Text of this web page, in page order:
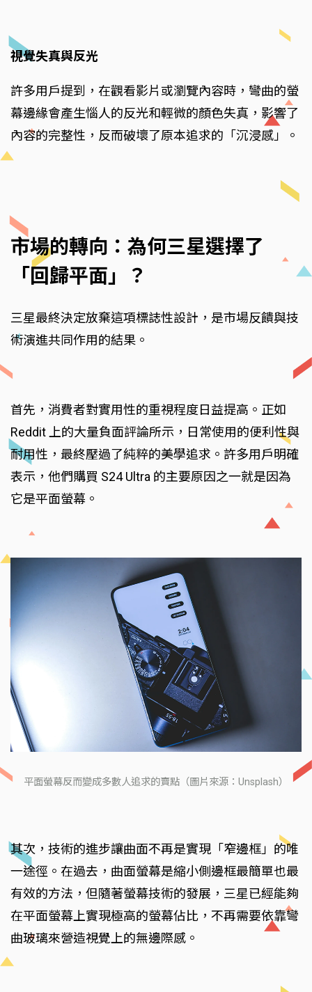
視覺失真與反光
許多用戶提到，在觀看影片或瀏覽內容時，彎曲的螢
幕邊緣會產生惱人的反光和輕微的顏色失真，影響了
內容的完整性，反而破壞了原本追求的「沉浸感」。
市場的轉向：為何三星選擇了
「回歸平面」？
三星最終決定放棄這項標誌性設計，是市場反饋與技
術演進共同作用的結果。
首先，消費者對實用性的重視程度日益提高。正如
Reddit 上的大量負面評論所示，日常使用的便利性與
耐用性，最終壓過了純粹的美學追求。許多用戶明確
表示，他們購買 S24 Ultra 的主要原因之一就是因為
它是平面螢幕。
平面螢幕反而變成多數人追求的賣點（圖片來源：Unsplash）
其次，技術的進步讓曲面不再是實現「窄邊框」的唯
一途徑。在過去，曲面螢幕是縮小側邊框最簡單也最
有效的方法，但隨著螢幕技術的發展，三星已經能夠
在平面螢幕上實現極高的螢幕佔比，不再需要依靠彎
曲玻璃來營造視覺上的無邊際感。